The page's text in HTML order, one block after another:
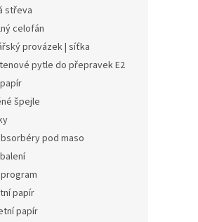
střeva
celofán
provázek | síťka
pytle do přepravek E2
špejle
pod maso
papír
papír